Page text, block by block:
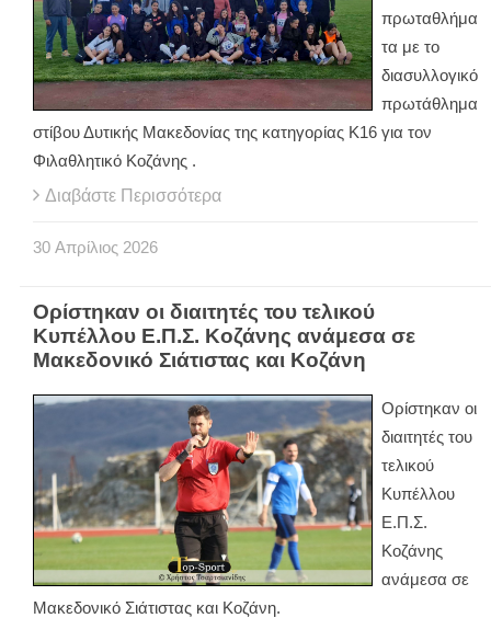
πρωταθλήμα
τα με το
διασυλλογικό
πρωτάθλημα
στίβου Δυτικής Μακεδονίας της κατηγορίας Κ16 για τον
Φιλαθλητικό Κοζάνης .
Διαβάστε Περισσότερα
30 Απρίλιος 2026
Ορίστηκαν οι διαιτητές του τελικού
Κυπέλλου Ε.Π.Σ. Κοζάνης ανάμεσα σε
Μακεδονικό Σιάτιστας και Κοζάνη
Ορίστηκαν οι
διαιτητές του
τελικού
Κυπέλλου
Ε.Π.Σ.
Κοζάνης
ανάμεσα σε
Μακεδονικό Σιάτιστας και Κοζάνη.